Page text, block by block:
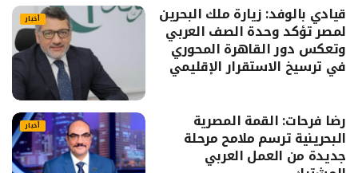
أخبار قيادي بالوفد: زيارة ملك البحرين
لمصر تؤكد وحدة الصف العربي
وتعكس دور القاهرة المحوري
في ترسيخ الاستقرار الإقليمي
أخبار رضا فرحات: القمة المصرية
البحرينية ترسم ملامح مرحلة
جديدة من العمل العربي